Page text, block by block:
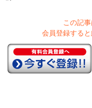
この記
会員登録すると